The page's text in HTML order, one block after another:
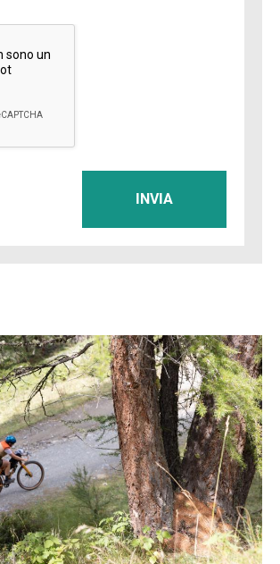
INVIA